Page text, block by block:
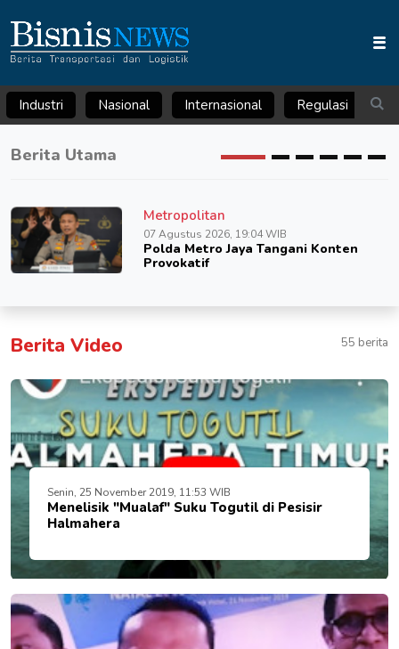
Industri Nasional Internasional Regulasi
Berita Utama
Metropolitan
07 Agustus 2026, 19:04 WIB
Polda Metro Jaya Tangani Konten
Provokatif
55 berita
Berita Video
Senin, 25 November 2019, 11:53 WIB
Menelisik "Mualaf" Suku Togutil di Pesisir
Halmahera